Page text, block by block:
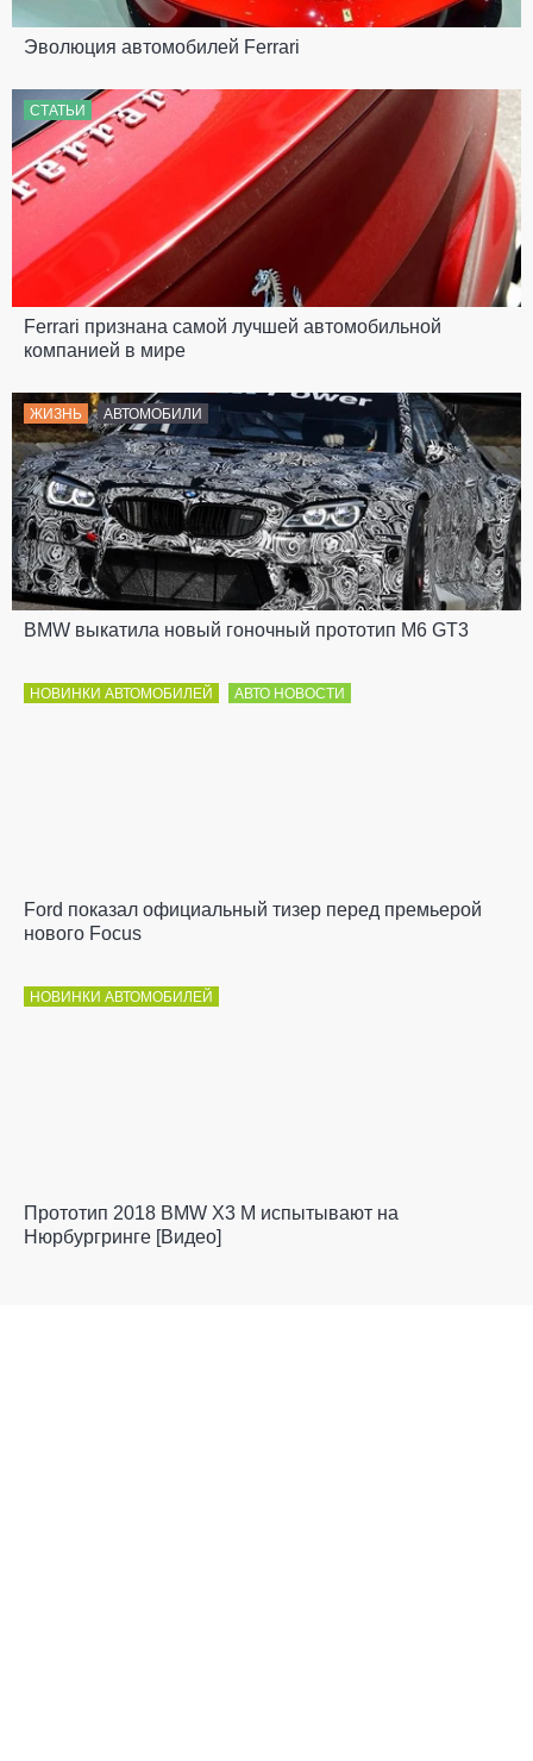
Эволюция автомобилей Ferrari
СТАТЬИ
Ferrari признана самой лучшей автомобильной
компанией в мире
ЖИЗНЬ АВТОМОБИЛИ
BMW выкатила новый гоночный прототип M6 GT3
НОВИНКИ АВТОМОБИЛЕЙ АВТО НОВОСТИ
Ford показал официальный тизер перед премьерой
нового Focus
НОВИНКИ АВТОМОБИЛЕЙ
Прототип 2018 BMW X3 M испытывают на
Нюрбургринге [Видео]